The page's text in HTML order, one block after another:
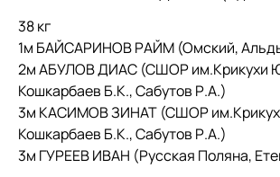
38 кг
1м БАЙСАРИНОВ РАЙМ (Омский,
2м АБУЛОВ ДИАС (СШОР им.Крикухи
Кошкарбаев Б.К., Сабутов Р.А.)
3м КАСИМОВ ЗИНАТ (СШОР
Кошкарбаев Б.К., Сабутов Р.А.)
3м ГУРЕЕВ ИВАН (Русская Поляна,